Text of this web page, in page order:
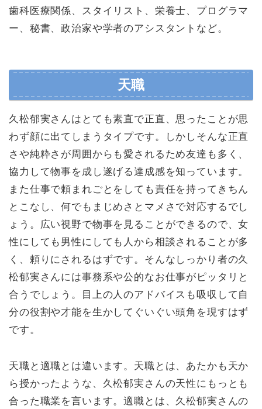
歯科医療関係、スタイリスト、栄養士、プログラマ
ー、秘書、政治家や学者のアシスタントなど。
天職
久松郁実さんはとても素直で正直、思ったことが思
わず顔に出てしまうタイプです。しかしそんな正直
さや純粋さが周囲からも愛されるため友達も多く、
協力して物事を成し遂げる達成感を知っています。
また仕事で頼まれごとをしても責任を持ってきちん
とこなし、何でもまじめさとマメさで対応するでし
ょう。広い視野で物事を見ることができるので、女
性にしても男性にしても人から相談されることが多
く、頼りにされるはずです。そんなしっかり者の久
松郁実さんには事務系や公的なお仕事がピッタリと
合うでしょう。目上の人のアドバイスも吸収して自
分の役割や才能を生かしてぐいぐい頭角を現すはず
です。
天職と適職とは違います。天職とは、あたかも天か
ら授かったような、久松郁実さんの天性にもっとも
合った職業を言います。適職とは、久松郁実さんの